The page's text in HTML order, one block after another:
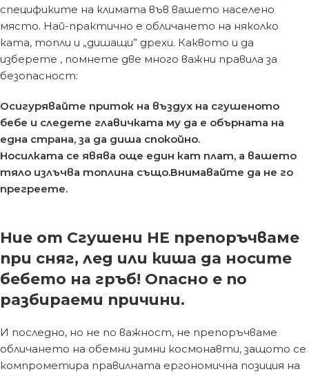
спецификите на климата във вашето населено
място. Най-практично е обличането на няколко
ката, топли и „дишащи” дрехи. Каквото и да
изберете , помнете две много важни правила за
безопасност:
Осигурявайте приток на въздух на сгушеното
бебе и следете главичката му да е обърната на
една страна, за да диша спокойно.
Носилката се явява още един кат плат, а вашето
тяло излъчва топлина също.Внимавайте да не го
прегреете.
Ние от Сгушени НЕ препоръчваме
при сняг, лед или киша да носите
бебето на гръб! Опасно е по
разбираеми причини.
И последно, но не по важност, не препоръчваме
обличането на обемни зимни космонавти, защото се
компрометира правилната ергономична позиция на